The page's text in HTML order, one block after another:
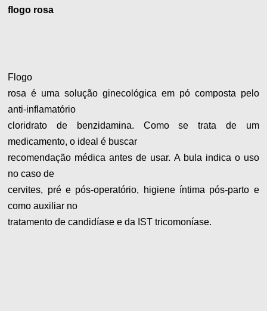
flogo rosa
Flogo
rosa é uma solução ginecológica em pó composta pelo
anti-inflamatório
cloridrato de benzidamina. Como se trata de um
medicamento, o ideal é buscar
recomendação médica antes de usar. A bula indica o uso
no caso de
cervites, pré e pós-operatório, higiene íntima pós-parto e
como auxiliar no
tratamento de candidíase e da IST tricomoníase.